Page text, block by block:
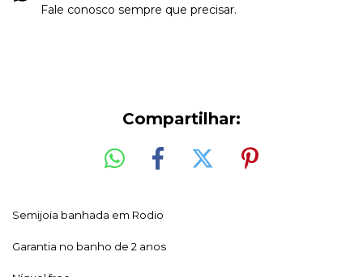
Fale conosco sempre que precisar.
Compartilhar:
Semijoia banhada em Rodio
Garantia no banho de 2 anos